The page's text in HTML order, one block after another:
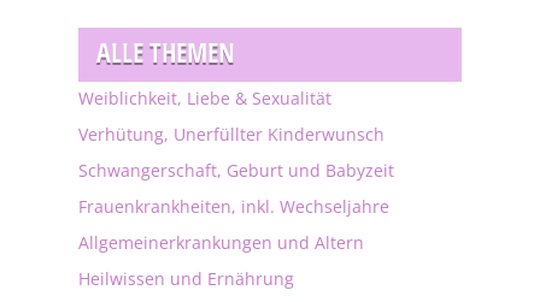
ALLE THEMEN
Weiblichkeit, Liebe & Sexualität
Verhütung, Unerfüllter Kinderwunsch
Schwangerschaft, Geburt und Babyzeit
Frauenkrankheiten, inkl. Wechseljahre
Allgemeinerkrankungen und Altern
Heilwissen und Ernährung